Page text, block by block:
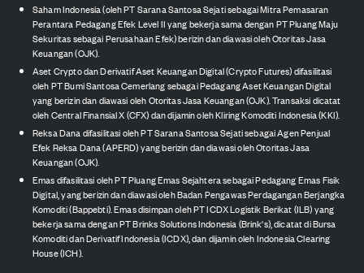
Saham Indonesia (oleh PT Sarana Santosa Sejati sebagai Mitra Pemasaran
Perantara Pedagang Efek Level II yang bekerja sama dengan PT Pluang Maju
Sekuritas sebagai Perusahaan Efek) berizin dan diawasi oleh Otoritas Jasa
Keuangan (OJK).
Aset Crypto dan Derivatif Aset Keuangan Digital (Crypto Futures) difasilitasi
oleh PT Bumi Santosa Cemerlang sebagai Pedagang Aset Keuangan Digital
yang berizin dan diawasi oleh Otoritas Jasa Keuangan (OJK). Transaksi dicatat
oleh Central Finansial X (CFX) dan dijamin oleh Kliring Komoditi Indonesia (KKI).
Reksa Dana difasilitasi oleh PT Sarana Santosa Sejati sebagai Agen Penjual
Efek Reksa Dana (APERD) yang berizin dan diawasi oleh Otoritas Jasa
Keuangan (OJK).
Emas difasilitasi oleh PT Pluang Emas Sejahtera sebagai Pedagang Emas Fisik
Digital, yang berizin dan diawasi oleh Badan Pengawas Perdagangan Berjangka
Komoditi (Bappebti). Emas disimpan oleh PT ICDX Logistik Berikat (ILB) yang
bekerja sama dengan PT Brinks Solutions Indonesia (Brink's), dicatat di Bursa
Komoditi dan Derivatif Indonesia (ICDX), dan dijamin oleh Indonesia Clearing
House (ICH).